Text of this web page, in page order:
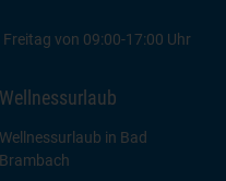
von 09:00-17:00 Uhr
Wellnessurlaub
Wellnessurlaub in Bad
Brambach